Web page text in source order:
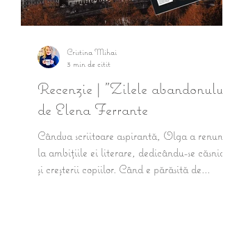
Recenzie | "Zilele abandonului"
de Elena Ferrante
Cândva scriitoare aspirantă, Olga a renunțat
la ambițiile ei literare, dedicându-se căsniciei
și creșterii copiilor. Când e părăsită de...
Cristina Mihai
3 min de citit